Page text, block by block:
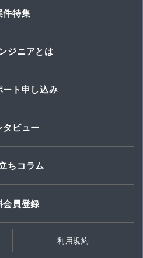
件特集
ジニアとは
ート申し込み
タビュー
ちコラム
会員登録
利用規約